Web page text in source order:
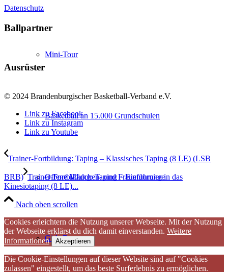
Mini-Tour
Basketball an 15.000 Grundschulen
Offene Mädchen- und Frauenturniere
Girls Days
Datenschutz
Ballpartner
Ausrüster
© 2024 Brandenburgischer Basketball-Verband e.V.
Link zu Facebook
Link zu Instagram
Link zu Youtube
Trainer-Fortbildung: Taping – Klassisches Taping (8 LE) (LSB
BRB) Trainer-Fortbildung: Taping – Einführung in das
Kinesiotaping (8 LE)...
Nach oben scrollen
Cookies erleichtern die Nutzung unserer Webseite. Mit der Nutzung
der Webseite erklärst du dich damit einverstanden. Weitere
Informationen
Akzeptieren
Die Cookie-Einstellungen auf dieser Website sind auf "Cookies
zulassen" eingestellt, um das beste Surferlebnis zu ermöglichen.